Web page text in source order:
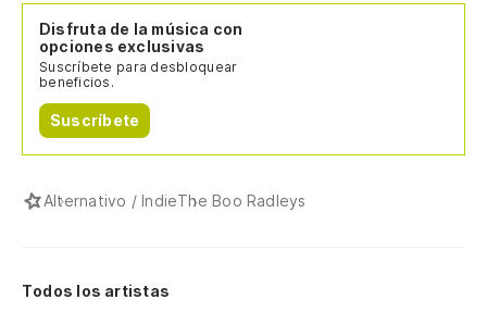
Disfruta de la música con
opciones exclusivas
Suscríbete para desbloquear
beneficios.
Suscríbete
Alternativo / IndieThe Boo Radleys
Todos los artistas